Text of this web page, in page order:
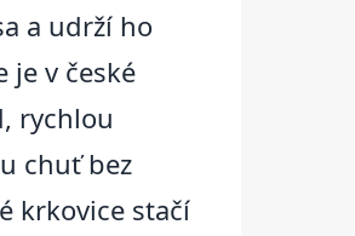
a udrží ho
je v české
rychlou
chuť bez
krkovice stačí